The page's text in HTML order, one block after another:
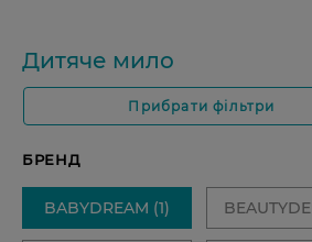
Дитяче мило
Прибрати фільтри